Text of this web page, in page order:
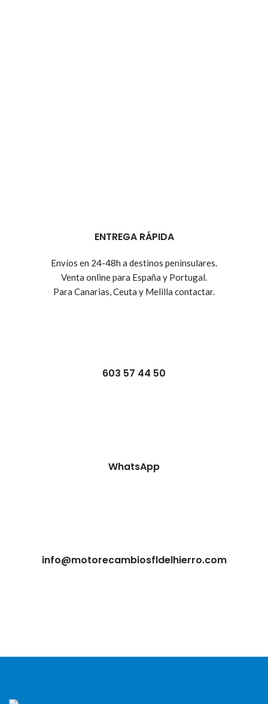
ENTREGA RÁPIDA
Envíos en 24-48h a destinos peninsulares.
Venta online para España y Portugal.
Para Canarias, Ceuta y Melilla contactar.
603 57 44 50
WhatsApp
info@motorecambiosfldelhierro.com